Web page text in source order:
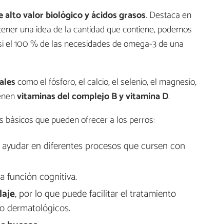
alto valor biológico y ácidos grasos. Destaca en
una idea de la cantidad que contiene, podemos
100 % de las necesidades de omega-3 de una
como el fósforo, el calcio, el selenio, el magnesio,
vitaminas del complejo B y vitamina D.
básicos que pueden ofrecer a los perros:
en diferentes procesos que cursen con
función cognitiva.
, por lo que puede facilitar el tratamiento
dermatológicos.